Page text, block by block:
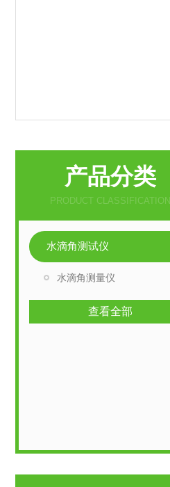
产品分类
PRODUCT CLASSIFICATION
水滴角测试仪
水滴角测量仪
查看全部